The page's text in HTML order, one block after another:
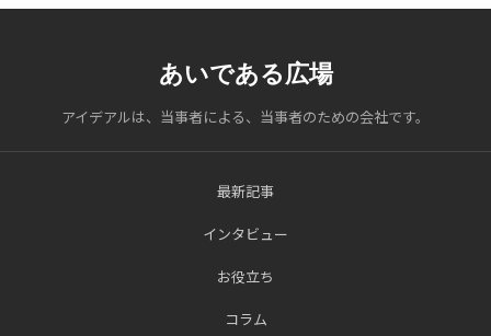
あいである広場
アイデアルは、当事者による、当事者のための会社です。
最新記事
インタビュー
お役立ち
コラム